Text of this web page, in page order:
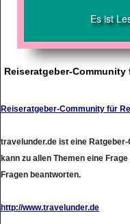
Es ist
Reiseratgeber-
Reiseratgeber-Community für
travelunder.de ist eine
kann zu allen Themen eine
Fragen beantworten.
http://www.travelunder.de